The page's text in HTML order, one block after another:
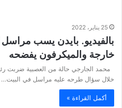
25 يناير، 2022
بالفيديو. بايدن يسب مراسل
خارجة والميكرفون يفضحه
محمد الجارجي حالة من العصبية ضربت
خلال سؤال طرحه عليه مراسل في البيت…
أكمل القراءة »